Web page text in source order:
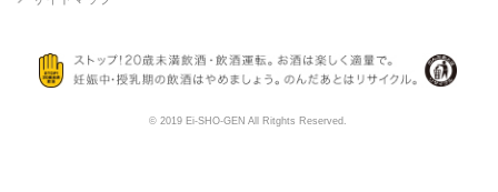
© 2019 Ei-SHO-GEN All Ritghts Reserved.